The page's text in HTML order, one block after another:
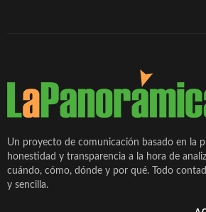
Un proyecto de comunicación basado en la
honestidad y transparencia a la hora de
cuándo, cómo, dónde y por qué. Todo
y sencilla.